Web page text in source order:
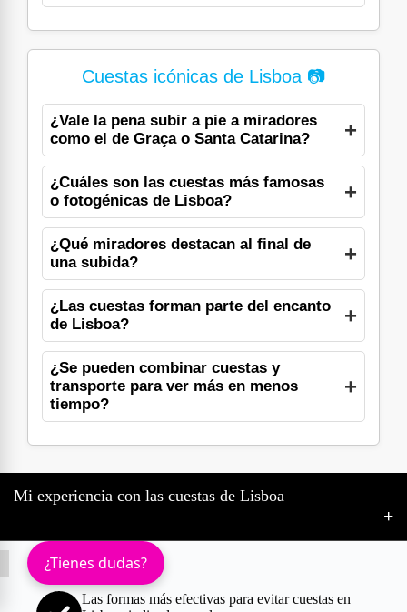
Cuestas icónicas de Lisboa 📷
¿Vale la pena subir a pie a miradores
como el de Graça o Santa Catarina?
¿Cuáles son las cuestas más famosas
o fotogénicas de Lisboa?
¿Qué miradores destacan al final de
una subida?
¿Las cuestas forman parte del encanto
de Lisboa?
¿Se pueden combinar cuestas y
transporte para ver más en menos
tiempo?
Mi experiencia con las cuestas de Lisboa
+
No me habían advertido lo suficiente: Lisboa se sube y se baja. Y
luego se vuelve a subir. Desde el primer día sentí que cada paso
por la ciudad venía con una inclinación. A veces suave, a veces
brutal. Pero siempre hermosa.
Las formas más efectivas para evitar cuestas en
¿Tienes dudas?